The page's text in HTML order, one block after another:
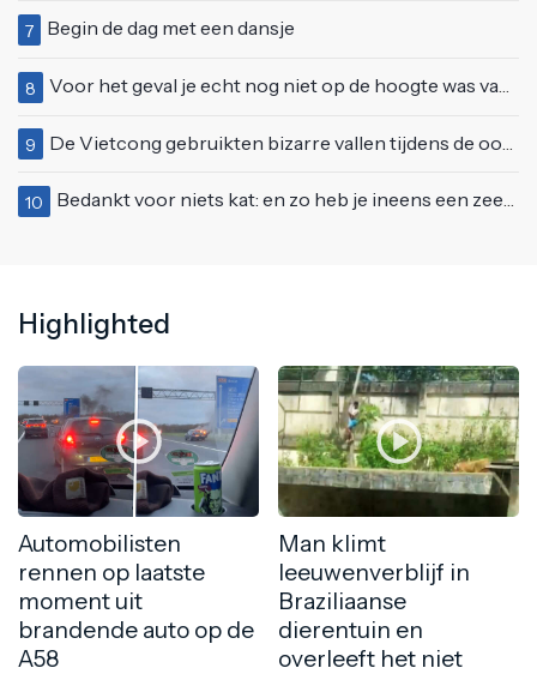
7 Begin de dag met een dansje
8 Voor het geval je echt nog niet op de hoogte was van deze Starbucks-lifehack
9 De Vietcong gebruikten bizarre vallen tijdens de oorlog
10 Bedankt voor niets kat: en zo heb je ineens een zeemeeuw in huis
Highlighted
Automobilisten
rennen op laatste
moment uit
brandende auto op de
A58
Man klimt
leeuwenverblijf in
Braziliaanse
dierentuin en
overleeft het niet